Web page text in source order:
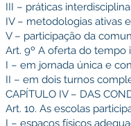
III – práticas
IV – metodologias ativas
V – participação da
Art. 9º A oferta do tempo
I – em jornada única e
II – em dois turnos
CAPÍTULO IV – DAS
Art. 10. As escolas
I – espaços físicos